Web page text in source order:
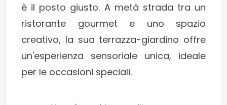
è il posto giusto. A metà strada tra un
ristorante gourmet e uno spazio
creativo, la sua terrazza-giardino offre
un'esperienza sensoriale unica, ideale
per le occasioni speciali.